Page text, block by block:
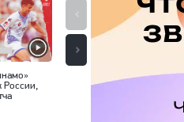
России,
«Локомотив» — ЦСКА:
Кубок России, видеообзор